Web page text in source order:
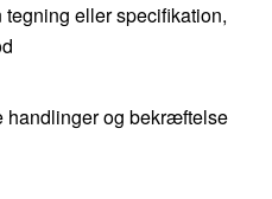
eller specifikation,
handlinger og bekræftelse